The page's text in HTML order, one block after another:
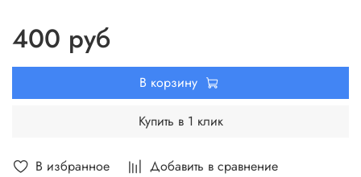
В избранное Добавить в сравнение
400 руб
В корзину
Купить в 1 клик